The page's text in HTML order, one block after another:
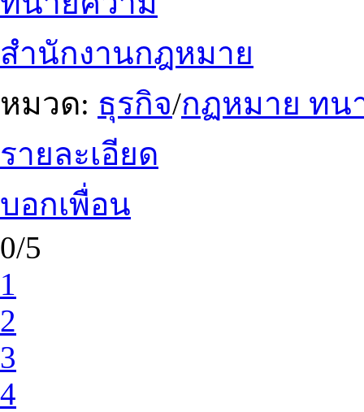
สำนักงานกฎหมาย
หมวด: ธุรกิจ/กฏหมาย ทน
รายละเอียด
บอกเพื่อน
0/5
1
2
3
4